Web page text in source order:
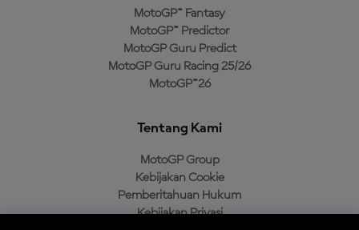
MotoGP™ Fantasy
MotoGP™ Predictor
MotoGP Guru Predict
MotoGP Guru Racing 25/26
MotoGP™26
Tentang Kami
MotoGP Group
Kebijakan Cookie
Pemberitahuan Hukum
Kebijakan Privasi